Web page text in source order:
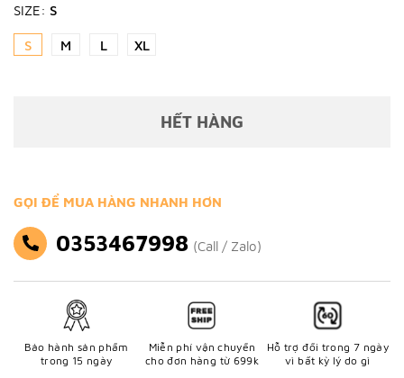
SIZE: S
S M L XL
HẾT HÀNG
GỌI ĐỂ MUA HÀNG NHANH HƠN
0353467998 (Call / Zalo)
Bảo hành sản phẩm
trong 15 ngày
Miễn phí vận chuyển
cho đơn hàng từ 699k
Hỗ trợ đổi trong 7 ngày
vì bất kỳ lý do gì